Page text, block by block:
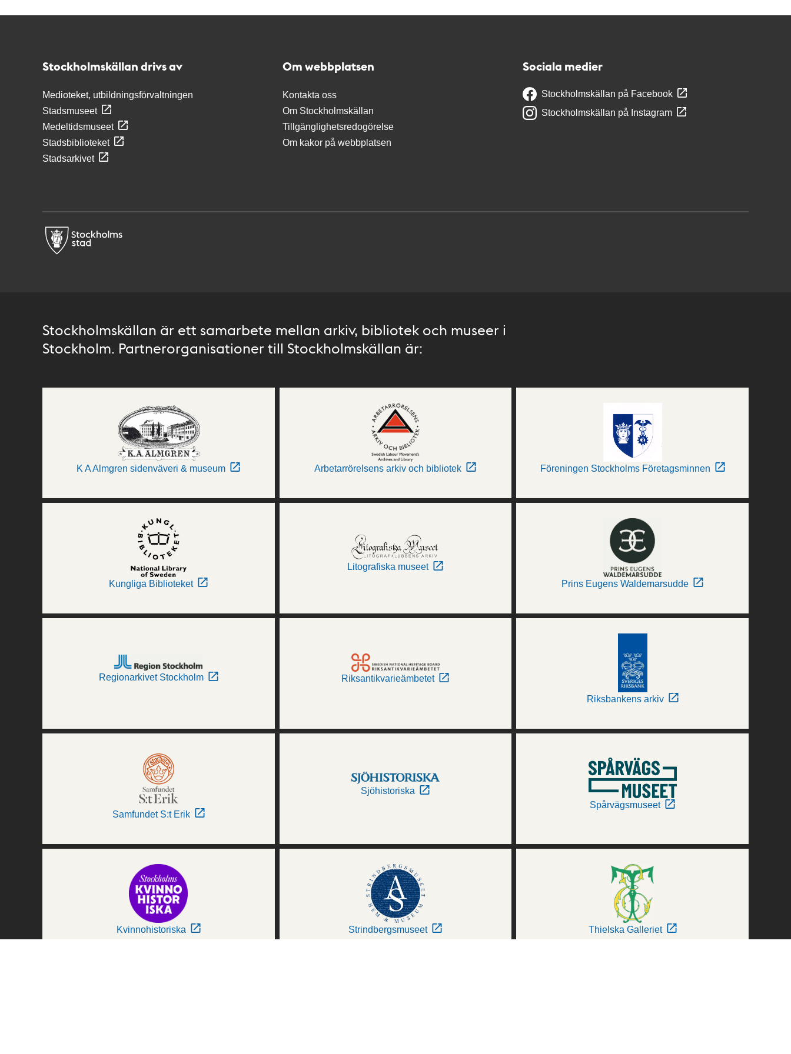
Stockholmskällan drivs av
Medioteket, utbildningsförvaltningen
Stadsmuseet
Medeltidsmuseet
Stadsbiblioteket
Stadsarkivet
Om webbplatsen
Kontakta oss
Om Stockholmskällan
Tillgänglighetsredogörelse
Om kakor på webbplatsen
Sociala medier
Stockholmskällan på Facebook
Stockholmskällan på Instagram
Stockholmskällan är ett samarbete mellan arkiv, bibliotek och museer i
Stockholm. Partnerorganisationer till Stockholmskällan är:
K A Almgren sidenväveri & museum Arbetarrörelsens arkiv och bibliotek Föreningen Stockholms Företagsminnen
Kungliga Biblioteket
Litografiska museet
Prins Eugens Waldemarsudde
Regionarkivet Stockholm Riksantikvarieämbetet
Riksbankens arkiv
Samfundet S:t Erik
Sjöhistoriska
Spårvägsmuseet
Kvinnohistoriska Strindbergsmuseet Thielska Galleriet